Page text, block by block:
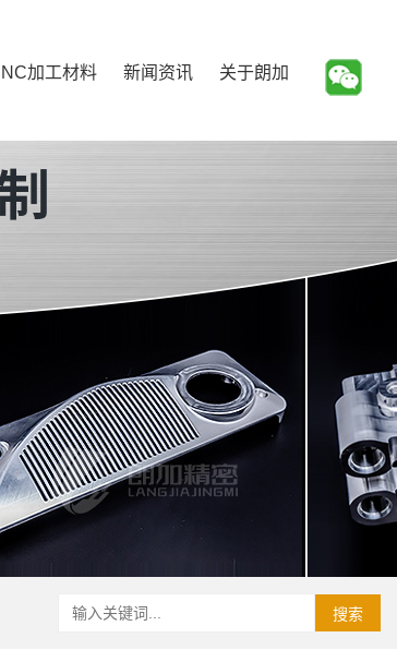
加工材料 新闻资讯 关于朗加
搜索